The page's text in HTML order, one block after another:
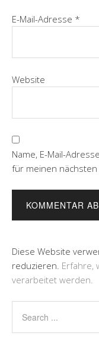
E-Mail-Adresse *
Website
Name, E-Mail-
für meinen
Diese Website
reduzieren. Erfahre,
verarbeitet werden.